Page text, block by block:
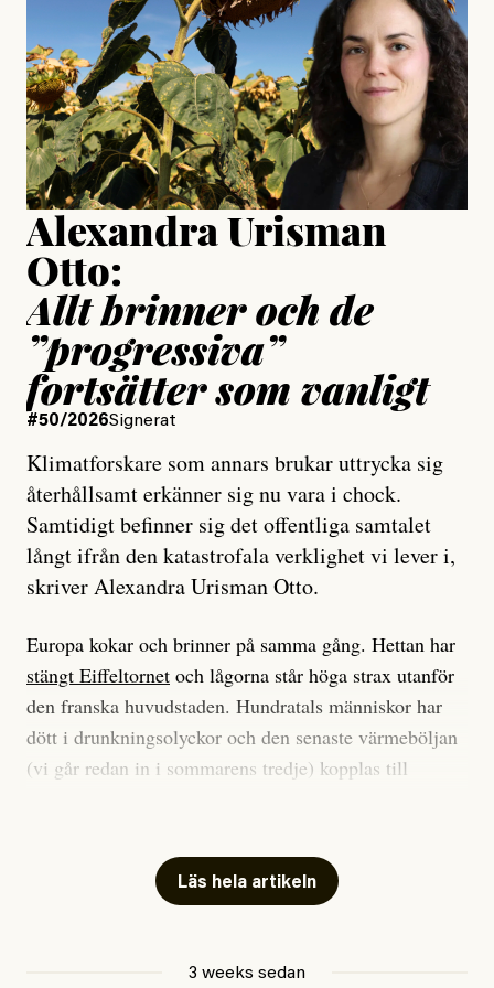
Publicerad24 July, 2026
Jesper Lundby
Publicerad15 July, 2026
Uppdaterad15 July, 2026
Alexandra Urisman
Otto:
Allt brinner och de
”progressiva”
fortsätter som vanligt
#50/2026Signerat
Klimatforskare som annars brukar uttrycka sig
återhållsamt erkänner sig nu vara i chock.
Samtidigt befinner sig det offentliga samtalet
långt ifrån den katastrofala verklighet vi lever i,
skriver Alexandra Urisman Otto.
Europa kokar och brinner på samma gång. Hettan har
stängt Eiffeltornet och lågorna står höga strax utanför
den franska huvudstaden. Hundratals människor har
dött i drunkningsolyckor och den senaste värmeböljan
(vi går redan in i sommarens tredje) kopplas till
Har du också panik i hettan? Känns det som en
mardröm? Bra, allt annat vore fullständigt orimligt.
att han brukar vara ganska återhållsam när han
Läs hela artikeln
3 weeks sedan